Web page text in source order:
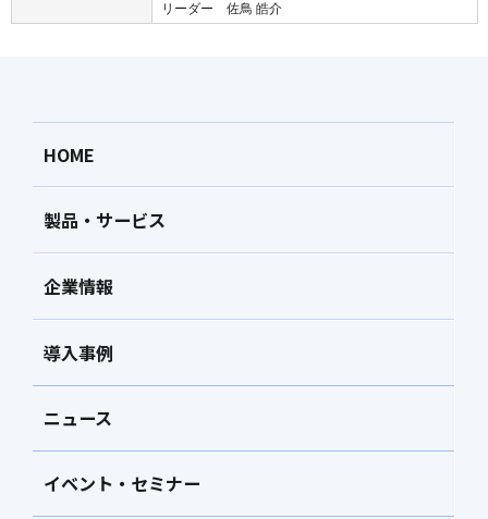
リーダー 佐鳥 皓介
HOME
製品・サービス
企業情報
導入事例
ニュース
イベント・セミナー